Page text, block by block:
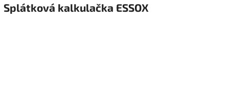
Splátková kalkulačka ESSOX